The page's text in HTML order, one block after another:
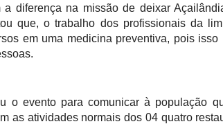
diferença na missão de deixar
que, o trabalho dos profissionais da
em uma medicina preventiva, pois isso
o evento para comunicar à população
as atividades normais dos 04 quatro